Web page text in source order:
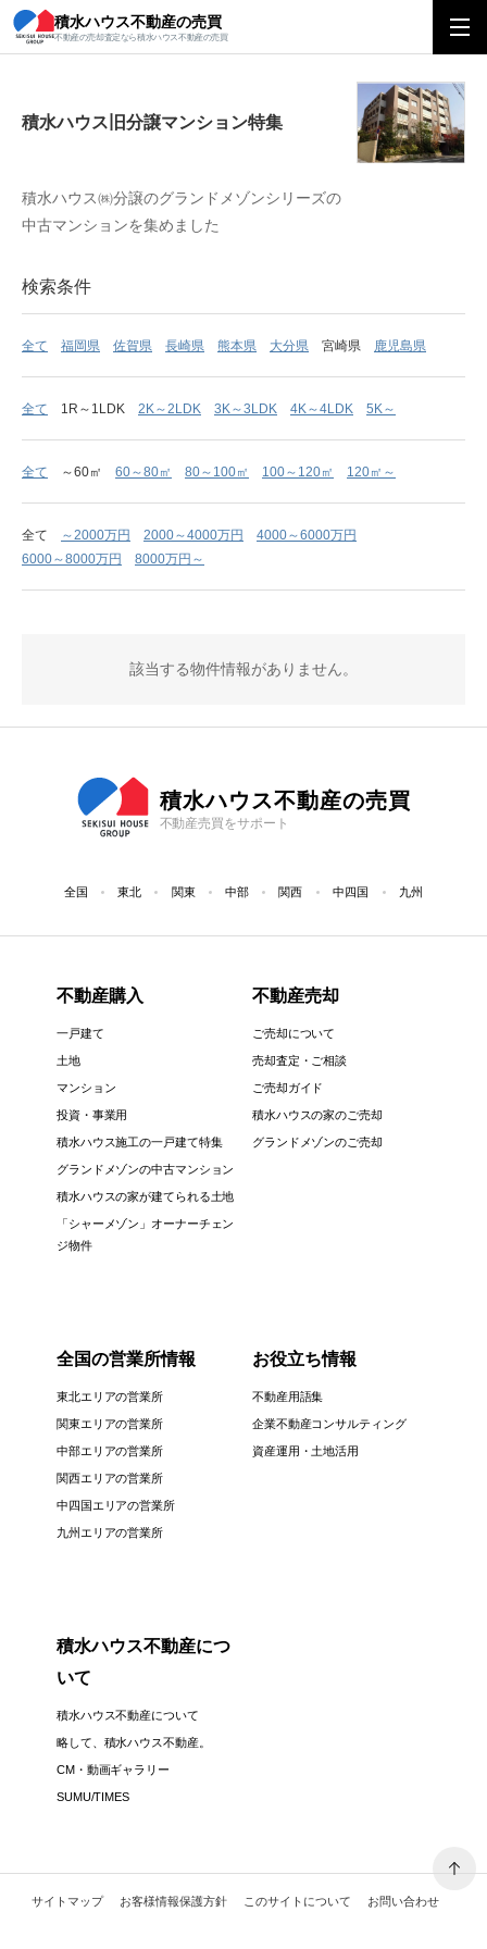
積水ハウス不動産の売買
不動産の売却査定なら積水ハウス不動産の売買
積水ハウス旧分譲マンション特集
積水ハウス旧分譲マンション特集
積水ハウス㈱分譲のグランドメゾンシリーズの
中古マンションを集めました
検索条件
全て 福岡県 佐賀県 長崎県 熊本県 大分県 宮崎県 鹿児島県
全て 1R～1LDK 2K～2LDK 3K～3LDK 4K～4LDK 5K～
全て ～60㎡ 60～80㎡ 80～100㎡ 100～120㎡ 120㎡～
全て ～2000万円 2000～4000万円
4000～6000万円
6000～8000万円
8000万円～
該当する物件情報がありません。
積水ハウス不動産の売買
不動産売買をサポート
全国 東北 関東 中部 関西 中四国 九州
不動産購入
一戸建て
土地
マンション
投資・事業用
積水ハウス施工の一戸建て特集
グランドメゾンの中古マンション
積水ハウスの家が建てられる土地
「シャーメゾン」オーナーチェン
ジ物件
不動産売却
ご売却について
売却査定・ご相談
ご売却ガイド
積水ハウスの家のご売却
グランドメゾンのご売却
全国の営業所情報
東北エリアの営業所
関東エリアの営業所
中部エリアの営業所
関西エリアの営業所
中四国エリアの営業所
九州エリアの営業所
お役立ち情報
不動産用語集
企業不動産コンサルティング
資産運用・土地活用
積水ハウス不動産につ
いて
積水ハウス不動産について
略して、積水ハウス不動産。
CM・動画ギャラリー
SUMU/TIMES
サイトマップ お客様情報保護方針 このサイトについて お問い合わせ